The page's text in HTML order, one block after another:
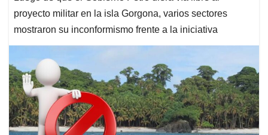
proyecto militar en la isla Gorgona, varios sectores
mostraron su inconformismo frente a la iniciativa